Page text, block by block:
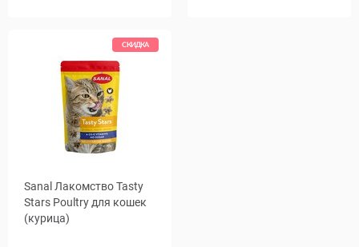
СКИДКА
Sanal Лакомство Tasty
Stars Poultry для кошек
(курица)